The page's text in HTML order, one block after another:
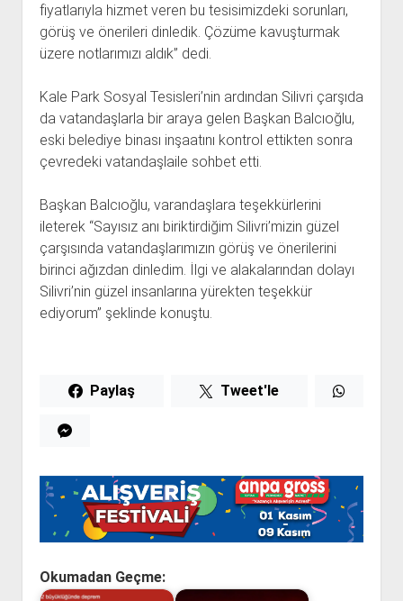
fiyatlarıyla hizmet veren bu tesisimizdeki sorunları,
görüş ve önerileri dinledik. Çözüme kavuşturmak
üzere notlarımızı aldık” dedi.
Kale Park Sosyal Tesisleri’nin ardından Silivri çarşıda
da vatandaşlarla bir araya gelen Başkan Balcıoğlu,
eski belediye binası inşaatını kontrol ettikten sonra
çevredeki vatandaşlaile sohbet etti.
Başkan Balcıoğlu, varandaşlara teşekkürlerini
ileterek “Sayısız anı biriktirdiğim Silivri’mizin güzel
çarşısında vatandaşlarımızın görüş ve önerilerini
birinci ağızdan dinledim. İlgi ve alakalarından dolayı
Silivri’nin güzel insanlarına yürekten teşekkür
ediyorum” şeklinde konuştu.
Paylaş Tweet'le
Okumadan Geçme: